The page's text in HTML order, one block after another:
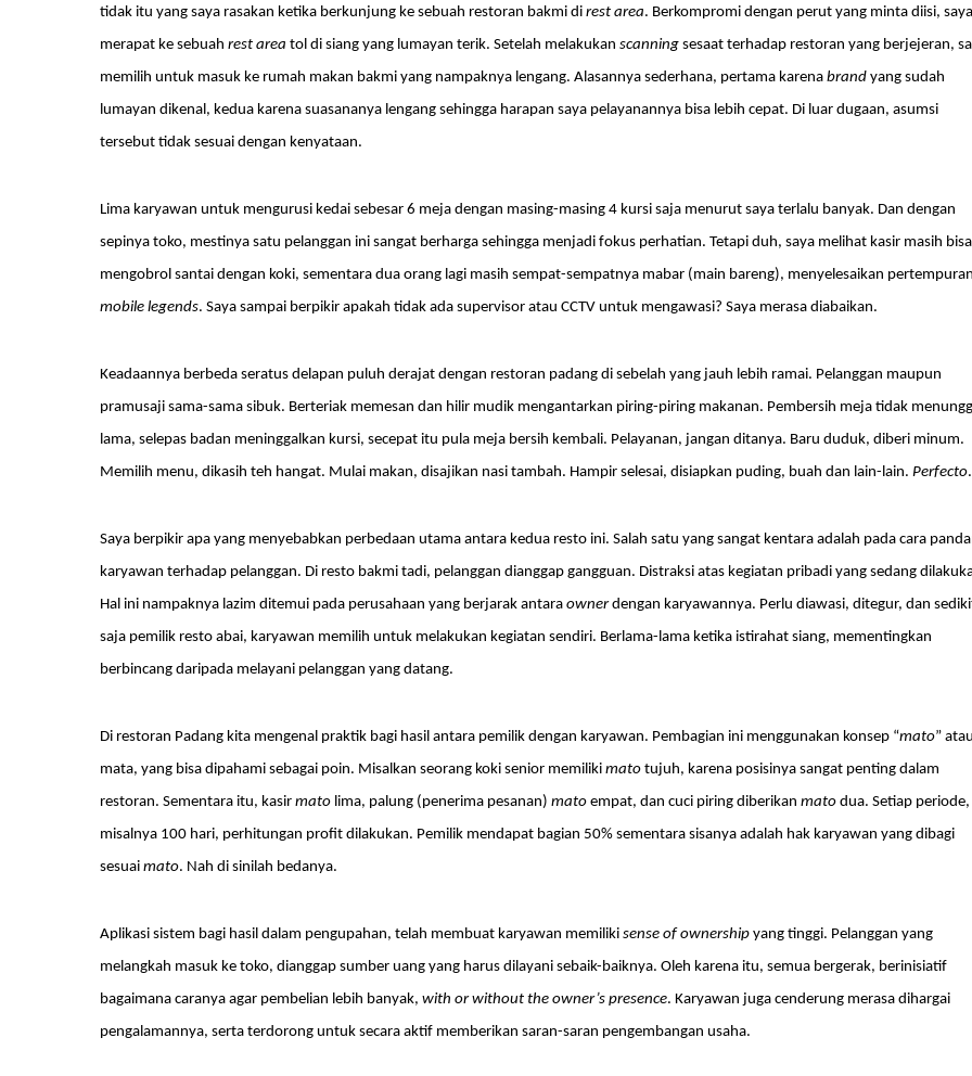
tidak itu yang saya rasakan ketika berkunjung ke sebuah restoran bakmi di rest area. Berkompromi dengan perut yang minta diisi, saya
merapat ke sebuah rest area tol di siang yang lumayan terik. Setelah melakukan scanning sesaat terhadap restoran yang berjejeran,
memilih untuk masuk ke rumah makan bakmi yang nampaknya lengang. Alasannya sederhana, pertama karena brand yang sudah
lumayan dikenal, kedua karena suasananya lengang sehingga harapan saya pelayanannya bisa lebih cepat. Di luar dugaan, asumsi
tersebut tidak sesuai dengan kenyataan.
Lima karyawan untuk mengurusi kedai sebesar 6 meja dengan masing-masing 4 kursi saja menurut saya terlalu banyak. Dan dengan
sepinya toko, mestinya satu pelanggan ini sangat berharga sehingga menjadi fokus perhatian. Tetapi duh, saya melihat kasir masih bisa
mengobrol santai dengan koki, sementara dua orang lagi masih sempat-sempatnya mabar (main bareng), menyelesaikan pertempuran
mobile legends. Saya sampai berpikir apakah tidak ada supervisor atau CCTV untuk mengawasi? Saya merasa diabaikan.
Keadaannya berbeda seratus delapan puluh derajat dengan restoran padang di sebelah yang jauh lebih ramai. Pelanggan maupun
pramusaji sama-sama sibuk. Berteriak memesan dan hilir mudik mengantarkan piring-piring makanan. Pembersih meja tidak
lama, selepas badan meninggalkan kursi, secepat itu pula meja bersih kembali. Pelayanan, jangan ditanya. Baru duduk, diberi minum.
Memilih menu, dikasih teh hangat. Mulai makan, disajikan nasi tambah. Hampir selesai, disiapkan puding, buah dan lain-lain. Perfecto.
Saya berpikir apa yang menyebabkan perbedaan utama antara kedua resto ini. Salah satu yang sangat kentara adalah pada cara
karyawan terhadap pelanggan. Di resto bakmi tadi, pelanggan dianggap gangguan. Distraksi atas kegiatan pribadi yang sedang
Hal ini nampaknya lazim ditemui pada perusahaan yang berjarak antara ownerdengan karyawannya. Perlu diawasi, ditegur, dan
saja pemilik resto abai, karyawan memilih untuk melakukan kegiatan sendiri. Berlama-lama ketika istirahat siang, mementingkan
berbincang daripada melayani pelanggan yang datang.
Di restoran Padang kita mengenal praktik bagi hasil antara pemilik dengan karyawan. Pembagian ini menggunakan konsep “mato” atau
mata, yang bisa dipahami sebagai poin. Misalkan seorang koki senior memiliki mato tujuh, karena posisinya sangat penting dalam
restoran. Sementara itu, kasir mato lima, palung (penerima pesanan) mato empat, dan cuci piring diberikan mato dua. Setiap periode,
misalnya 100 hari, perhitungan profit dilakukan. Pemilik mendapat bagian 50% sementara sisanya adalah hak karyawan yang dibagi
sesuai mato. Nah di sinilah bedanya.
Aplikasi sistem bagi hasil dalam pengupahan, telah membuat karyawan memiliki sense of ownership yang tinggi. Pelanggan yang
melangkah masuk ke toko, dianggap sumber uang yang harus dilayani sebaik-baiknya. Oleh karena itu, semua bergerak, berinisiatif
bagaimana caranya agar pembelian lebih banyak, with or without the owner’s presence. Karyawan juga cenderung merasa dihargai
pengalamannya, serta terdorong untuk secara aktif memberikan saran-saran pengembangan usaha.